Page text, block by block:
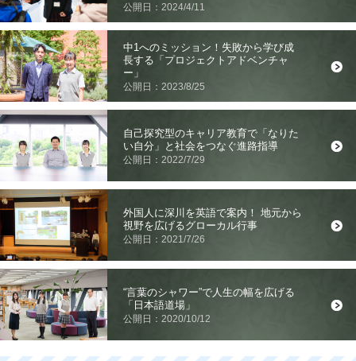
公開日：2024/4/11
中1へのミッション！失敗から学び成
長する「プロジェクトアドベンチャ
ー」
公開日：2023/8/25
自己探究型のキャリア教育で「なりた
い自分」と社会をつなぐ進路指導
公開日：2022/7/29
外国人に深川を英語で案内！ 地元から
視野を広げるグローカル行事
公開日：2021/7/26
“言葉のシャワー”で人生の幅を広げる
「日本語道場」
公開日：2020/10/12